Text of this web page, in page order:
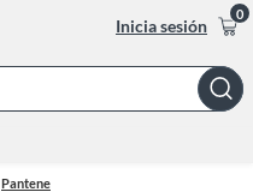
Inicia sesión
0
Bar
Pantene